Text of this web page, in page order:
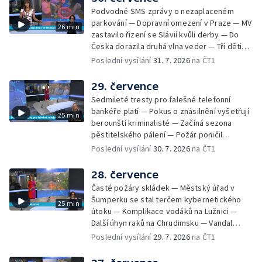
zastupitelství zrušilo trestní stíhání ženy z
Teplicka, kterou policie dříve obvinila z
týrání koček — Péče o seniory jako brigáda
— Po pádu stromů prověří alej odborníci —
Festival Hrady CZ poprvé na Hluboké
26 min
Podvodné SMS zprávy o nezaplaceném
parkování — Dopravní omezení v Praze — MV
zastavilo řizení se Slávií kvůli derby — Do
Česka dorazila druhá vlna veder — Tři děti
zůstali v rozpáleném autě — Problém s
mraženými potravinami v horku — Slavnostní
vyřazení absolventů Univerzity obrany —
Zájem o obytné vozy roste — Praha má
novou servisní loď — Vidická samoobslužná
prodejna si na provoz vydělá — U jezera
Most začíná festival Let It Roll — Vyvrcholil
bouřkový neboli jelení úplněk — Kanoistka
Poslední vysílání31. 7. 2026na ČT1
25 min
29. července
Sedmileté tresty pro falešné telefonní
bankéře platí — Pokus o znásilnění vyšetřují
berounští kriminalisté — Začíná sezona
pěstitelského pálení — Požár poničil
historickou vilu Marta v Písku — Končí Letní
odpad — Nedostatek vody na Hracholuskách
— Příprava nového plavebního stupně v
Děčíně — Biokoridor pro užovku stromovou
— Záchrana liblického vysílače — První
koncert Diany Ross v Česku — Výroba
obrněných vozidel CV90 — Biokoridor pod
vedením vysokého napětí
Poslední vysílání30. 7. 2026na ČT1
25 min
28. července
Časté požáry skládek — Městský úřad v
Šumperku se stal terčem kybernetického
útoku — Komplikace vodáků na Lužnici —
Další úhyn raků na Chrudimsku — Vandal
poškodil okna na Ještědu — Lvice Elza má
defibrilátorů — 194 km/h po dálnici D6 —
Poslední vysílání 29. 7. 2026na ČT1